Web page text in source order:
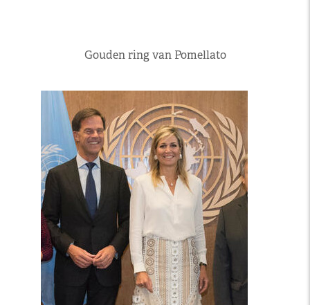
Gouden ring van Pomellato